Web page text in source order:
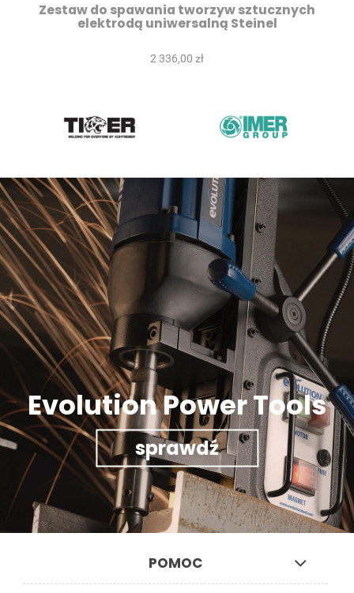
Zestaw do spawania tworzyw sztucznych
elektrodą uniwersalną Steinel
2 336,00 zł
Evolution Power Tools
sprawdź
POMOC